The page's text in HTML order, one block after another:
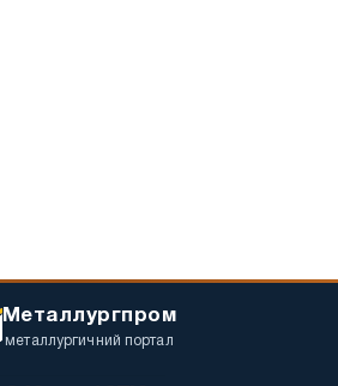
Металлургпром
металлургичний портал